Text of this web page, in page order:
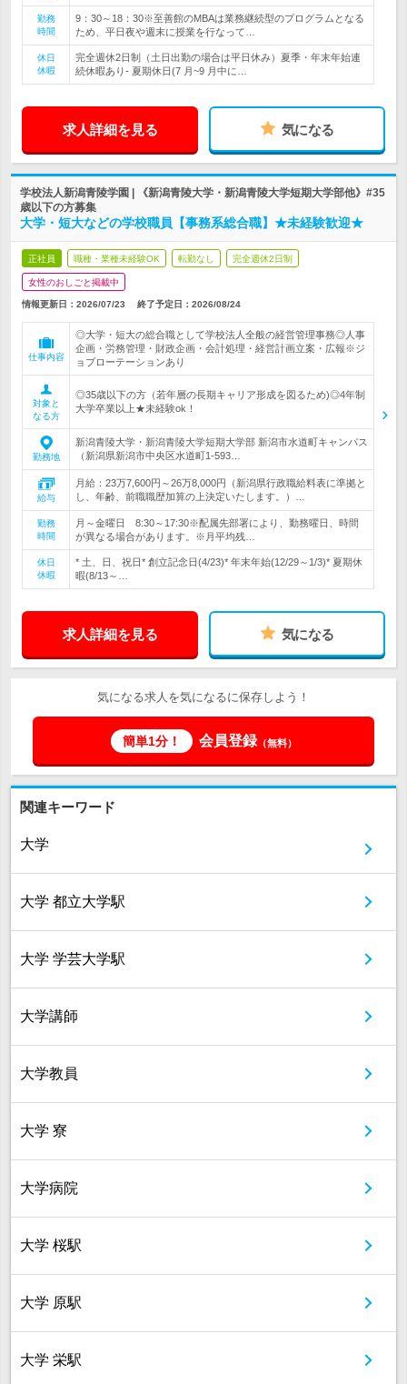
勤務
時間
9：30～18：30※至善館のMBAは業務継続型のプログラムとなる
ため、平日夜や週末に授業を行なって…
休日
休暇
完全週休2日制（土日出勤の場合は平日休み）夏季・年末年始連
続休暇あり- 夏期休日(7 月~9 月中に…
求人詳細を見る 気になる
学校法人新潟青陵学園 | 《新潟青陵大学・新潟青陵大学短期大学部他》#35
歳以下の方募集
大学・短大などの学校職員【事務系総合職】★未経験歓迎★
正社員 職種・業種未経験OK 転勤なし 完全週休2日制
女性のおしごと掲載中
情報更新日：2026/07/23 終了予定日： 2026/08/24
仕事内容
◎大学・短大の総合職として学校法人全般の経営管理事務◎人事
企画・労務管理・財政企画・会計処理・経営計画立案・広報※ジ
ョブローテーションあり
対象と
なる方
◎35歳以下の方（若年層の長期キャリア形成を図るため)◎4年制
大学卒業以上★未経験ok！
勤務地
新潟青陵大学・新潟青陵大学短期大学部 新潟市水道町キャンパス
（新潟県新潟市中央区水道町1-593…
給与
月給：23万7,600円～26万8,000円（新潟県行政職給料表に準拠と
し、年齢、前職職歴加算の上決定いたします。）…
勤務
時間
月～金曜日 8:30～17:30※配属先部署により、勤務曜日、時間
が異なる場合があります。※月平均残…
休日
休暇
* 土、日、祝日* 創立記念日(4/23)* 年末年始(12/29～1/3)* 夏期休
暇(8/13～…
求人詳細を見る 気になる
気になる求人を気になるに保存しよう！
簡単1分！ 会員登録（無料）
関連キーワード
大学
大学 都立大学駅
大学 学芸大学駅
大学講師
大学教員
大学 寮
大学病院
大学 桜駅
大学 原駅
大学 栄駅